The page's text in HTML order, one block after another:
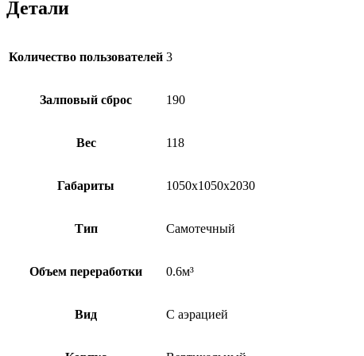
Детали
Количество пользователей 3
Залповый сброс 190
Вес 118
Габариты 1050х1050х2030
Тип Самотечный
Объем переработки 0.6м³
Вид С аэрацией